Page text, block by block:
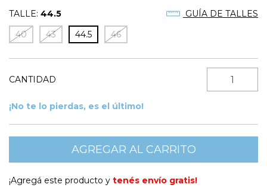
TALLE: 44.5
GUÍA DE TALLES
40
43 44.5 46
CANTIDAD
¡No te lo pierdas, es el último!
¡Agregá este producto y tenés envío gratis!